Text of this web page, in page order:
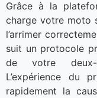
Grâce à la
charge votre moto
l’arrimer
suit un protocole
de votre deux-
L’expérience du
rapidement la